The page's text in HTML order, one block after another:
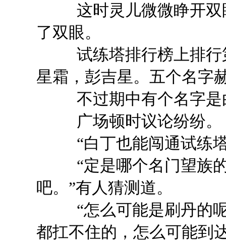
这时灵儿微微睁开双眼
了双眼。
试练塔排行榜上排行
星霜，彭吉星。五个名字
不过期中有个名字是
广场顿时议论纷纷。
“白丁也能闯通试练塔
“定是哪个名门望族的
吧。”有人猜测道。
“怎么可能是刷丹的呢
都扛不住的，怎么可能到